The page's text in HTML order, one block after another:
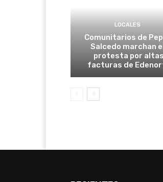
LOCALES
Comunitarios de
Salcedo marchan
protesta por altas
facturas de